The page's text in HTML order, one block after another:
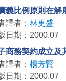
義比例原則在解
譯者： 林更盛
日期：2000.07
商務契約成立及
譯者： 楊芳賢
日期：2000.07